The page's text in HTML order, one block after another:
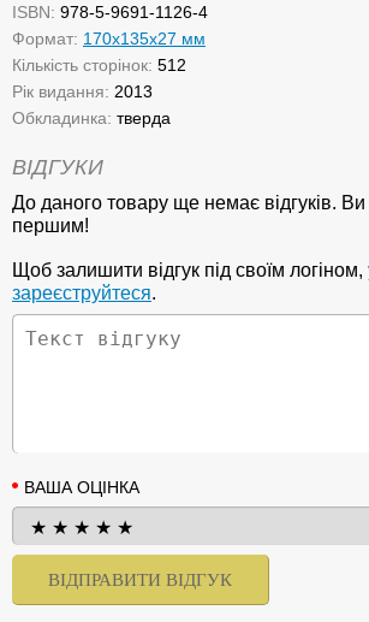
ISBN: 978-5-9691-1126-4
Формат: 170x135x27 мм
Кількість сторінок: 512
Рік видання: 2013
Обкладинка: тверда
ВІДГУКИ
До даного товару ще немає відгуків.
першим!
Щоб залишити відгук під своїм логіном,
зареєструйтеся.
ВАША ОЦІНКА